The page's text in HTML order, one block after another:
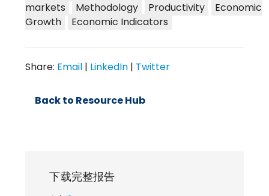
markets
Methodology Productivity
Economic
Growth
Economic Indicators
Share: Email | LinkedIn | Twitter
Back to Resource Hub
下载完整报告